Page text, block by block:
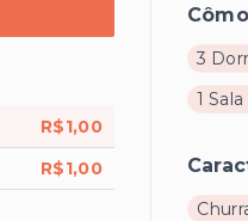
3
1
R$1,00
R$1,00